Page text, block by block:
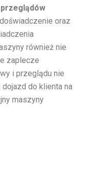
przeglądów
oraz
również nie
zaplecze
i przeglądu nie
do klienta na
maszyny